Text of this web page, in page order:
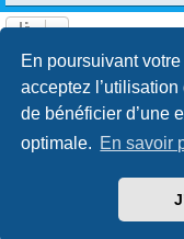
En poursuivant
acceptez
de bénéficier d’une
optimale. En savoir